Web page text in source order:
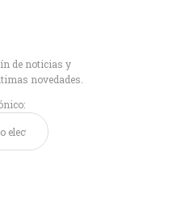
de noticias y
novedades.